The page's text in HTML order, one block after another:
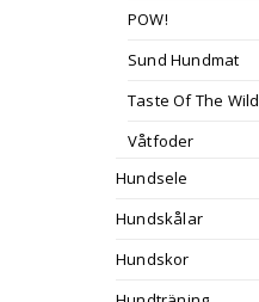
POW!
Sund Hundmat
Taste Of The Wild
Våtfoder
Hundsele
Hundskålar
Hundskor